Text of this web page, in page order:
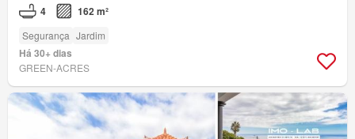
4 162 m²
Segurança Jardim
Há 30+ dias
GREEN-ACRES